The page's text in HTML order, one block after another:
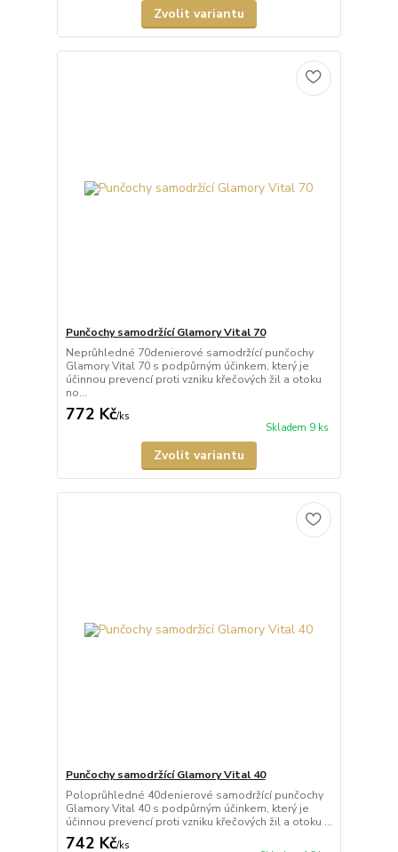
Zvolit variantu
Punčochy samodržící Glamory Vital 70
Neprůhledné 70denierové samodržící punčochy
Glamory Vital 70 s podpůrným účinkem, který je
účinnou prevencí proti vzniku křečových žil a otoku
no...
772 Kč/ks
Skladem 9 ks
Zvolit variantu
Punčochy samodržící Glamory Vital 40
Poloprůhledné 40denierové samodržící punčochy
Glamory Vital 40 s podpůrným účinkem, který je
účinnou prevencí proti vzniku křečových žil a otoku ...
742 Kč/ks